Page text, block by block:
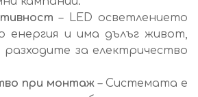
– LED осветлението
енергия и има дълъг живот,
за електричество
при монтаж – Системата е